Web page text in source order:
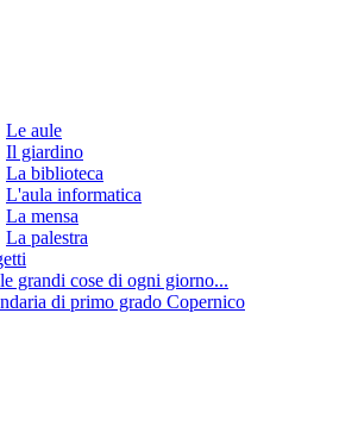
Le aule
Il giardino
La biblioteca
L'aula informatica
La mensa
La palestra
grandi cose di ogni giorno...
di primo grado Copernico